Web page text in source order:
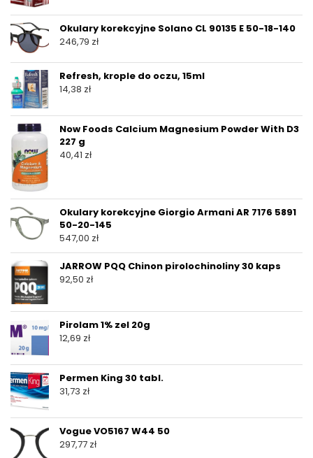
Okulary korekcyjne Solano CL 90135 E 50-18-140
246,79 zł
Refresh, krople do oczu, 15ml
14,38 zł
Now Foods Calcium Magnesium Powder With D3
227 g
40,41 zł
Okulary korekcyjne Giorgio Armani AR 7176 5891
50-20-145
547,00 zł
JARROW PQQ Chinon pirolochinoliny 30 kaps
92,50 zł
Pirolam 1% zel 20g
12,69 zł
Permen King 30 tabl.
31,73 zł
Vogue VO5167 W44 50
297,77 zł